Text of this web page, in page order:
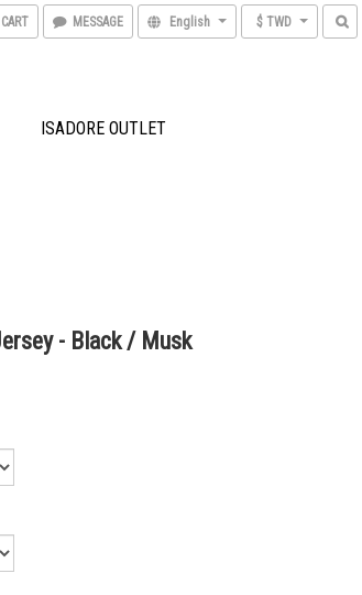
CART MESSAGE English $ TWD
ISADORE OUTLET
- Black / Musk